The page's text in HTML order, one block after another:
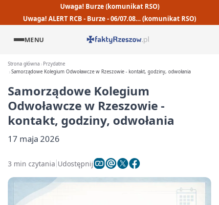
Uwaga! Burze (komunikat RSO)
Uwaga! ALERT RCB - Burze - 06/07.08… (komunikat RSO)
MENU
Strona główna
Przydatne
Samorządowe Kolegium Odwoławcze w Rzeszowie - kontakt, godziny, odwołania
Samorządowe Kolegium
Odwoławcze w Rzeszowie -
kontakt, godziny, odwołania
17 maja 2026
3 min czytania Udostępnij